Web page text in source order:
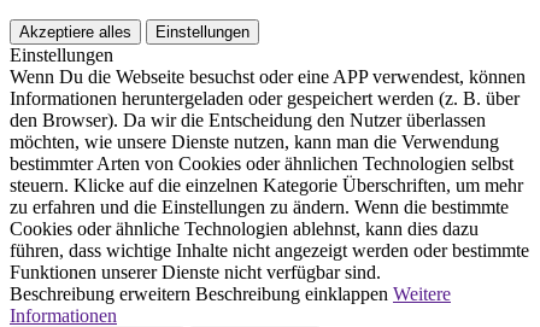
Akzeptiere alles Einstellungen
Einstellungen
Wenn Du die Webseite besuchst oder eine APP verwendest, können
Informationen heruntergeladen oder gespeichert werden (z. B. über
den Browser). Da wir die Entscheidung den Nutzer überlassen
möchten, wie unsere Dienste nutzen, kann man die Verwendung
bestimmter Arten von Cookies oder ähnlichen Technologien selbst
steuern. Klicke auf die einzelnen Kategorie Überschriften, um mehr
zu erfahren und die Einstellungen zu ändern. Wenn die bestimmte
Cookies oder ähnliche Technologien ablehnst, kann dies dazu
führen, dass wichtige Inhalte nicht angezeigt werden oder bestimmte
Funktionen unserer Dienste nicht verfügbar sind.
Beschreibung erweitern Beschreibung einklappen Weitere
Informationen